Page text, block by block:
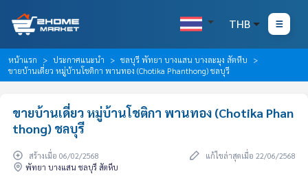
THB
หน้าแรก ประกาศแนะนำ
ชลบุรี พัทยา บางแสน บางละมุง สัตหีบ
ขายบ้านเดี่ยว หมู่บ้านโชติกา พานทอง (Chotika Phanthong) ชลบุรี
ขายบ้านเดี่ยว หมู่บ้านโชติกา พานทอง (Chotika Phan
thong) ชลบุรี
สร้างเมื่อ 06/02/2568
แก้ไขล่าสุดเมื่อ 22/06/2568
พัทยา บางแสน ชลบุรี สัตหีบ